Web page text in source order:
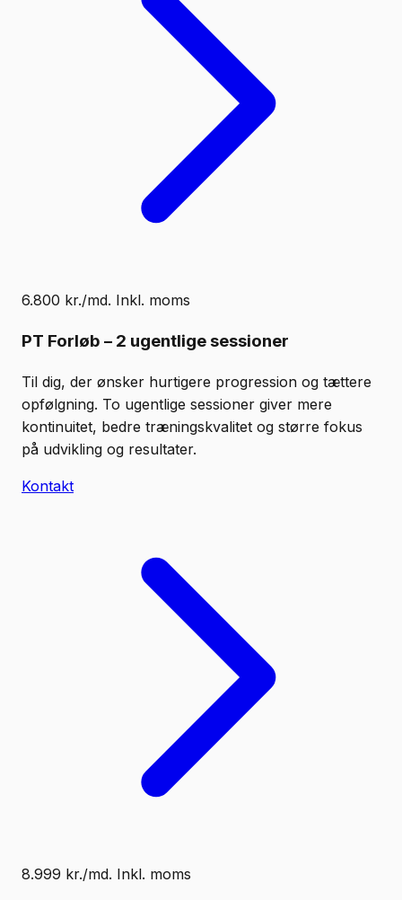
6.800 kr./md. Inkl. moms
PT Forløb – 2 ugentlige sessioner
Til dig, der ønsker hurtigere progression og tættere
opfølgning. To ugentlige sessioner giver mere
kontinuitet, bedre træningskvalitet og større fokus
på udvikling og resultater.
Kontakt
8.999 kr./md. Inkl. moms